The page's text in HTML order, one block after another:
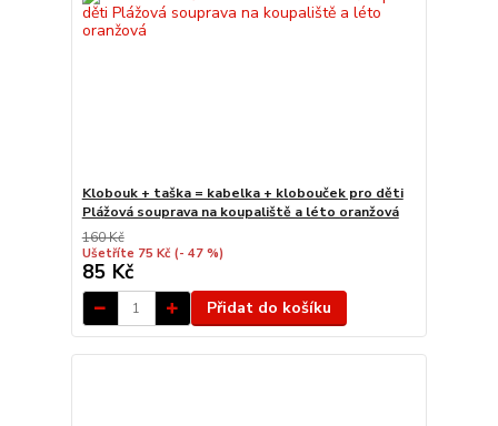
Klobouk + taška = kabelka + klobouček pro děti
Plážová souprava na koupaliště a léto oranžová
160 Kč
Ušetříte 75 Kč (- 47 %)
85 Kč
Přidat do košíku